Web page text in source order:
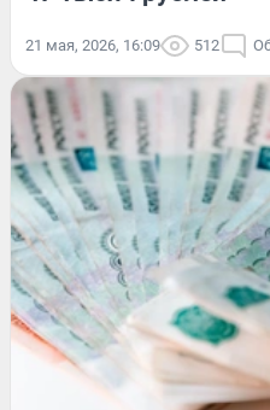
21 мая, 2026, 16:09 512